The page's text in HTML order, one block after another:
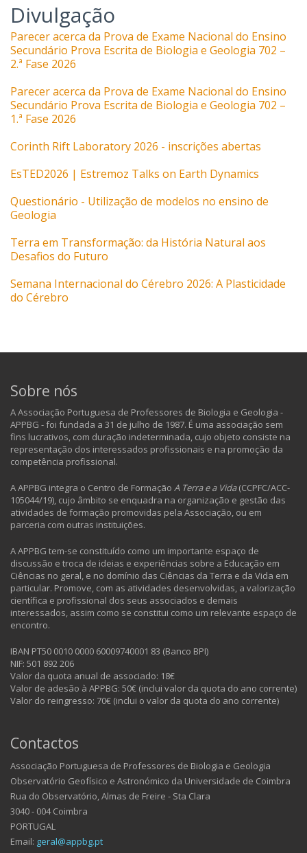
Divulgação
Parecer acerca da Prova de Exame Nacional do Ensino
Secundário Prova Escrita de Biologia e Geologia 702 –
2.ª Fase 2026
Parecer acerca da Prova de Exame Nacional do Ensino
Secundário Prova Escrita de Biologia e Geologia 702 –
1.ª Fase 2026
Corinth Rift Laboratory 2026 - inscrições abertas
EsTED2026 | Estremoz Talks on Earth Dynamics
Questionário - Utilização de modelos no ensino de
Geologia
Terra em Transformação: da História Natural aos
Desafios do Futuro
Semana Internacional do Cérebro 2026: A Plasticidade
do Cérebro
Sobre nós
A Associação Portuguesa de Professores de Biologia e Geologia -
APPBG - foi fundada a 31 de julho de 1987. É uma associação sem
fins lucrativos, com duração indeterminada, cujo objeto consiste na
representação dos interessados profissionais e na promoção da
competência profissional.
A APPBG integra o Centro de Formação A Terra e a Vida(CCPFC/ACC-
105044/19), cujo âmbito se enquadra na organização e gestão das
atividades de formação promovidas pela Associação, ou em
parceria com outras instituições.
A APPBG tem-se constituído como um importante espaço de
discussão e troca de ideias e experiências sobre a Educação em
Ciências no geral, e no domínio das Ciências da Terra e da Vida em
particular. Promove, com as atividades desenvolvidas, a valorização
científica e profissional dos seus associados e demais
interessados, assim como se constitui como um relevante espaço de
encontro.
IBAN PT50 0010 0000 60009740001 83 (Banco BPI)
NIF: 501 892 206
Valor da quota anual de associado: 18€
Valor de adesão à APPBG: 50€ (inclui valor da quota do ano corrente)
Valor do reingresso: 70€ (inclui o valor da quota do ano corrente)
Contactos
Associação Portuguesa de Professores de Biologia e Geologia
Observatório Geofísico e Astronómico da Universidade de Coimbra
Rua do Observatório, Almas de Freire - Sta Clara
3040 - 004 Coimbra
PORTUGAL
Email: geral@appbg.pt